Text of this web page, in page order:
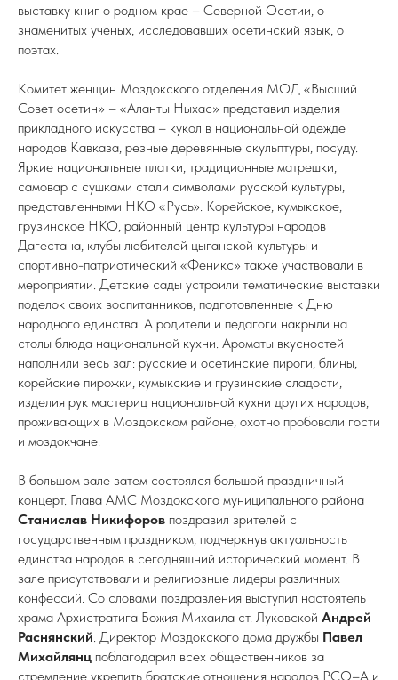
выставку книг о родном крае – Северной Осетии, о
знаменитых ученых, исследовавших осетинский язык, о
поэтах.
Комитет женщин Моздокского отделения МОД «Высший
Совет осетин» – «Аланты Ныхас» представил изделия
прикладного искусства – кукол в национальной одежде
народов Кавказа, резные деревянные скульптуры, посуду.
Яркие национальные платки, традиционные матрешки,
самовар с сушками стали символами русской культуры,
представленными НКО «Русь». Корейское, кумыкское,
грузинское НКО, районный центр культуры народов
Дагестана, клубы любителей цыганской культуры и
спортивно-патриотический «Феникс» также участвовали в
мероприятии. Детские сады устроили тематические выставки
поделок своих воспитанников, подготовленные к Дню
народного единства. А родители и педагоги накрыли на
столы блюда национальной кухни. Ароматы вкусностей
наполнили весь зал: русские и осетинские пироги, блины,
корейские пирожки, кумыкские и грузинские сладости,
изделия рук мастериц национальной кухни других народов,
проживающих в Моздокском районе, охотно пробовали гости
и моздокчане.
В большом зале затем состоялся большой праздничный
концерт. Глава АМС Моздокского муниципального района
Станислав Никифоров поздравил зрителей с
государственным праздником, подчеркнув актуальность
единства народов в сегодняшний исторический момент. В
зале присутствовали и религиозные лидеры различных
конфессий. Со словами поздравления выступил настоятель
храма Архистратига Божия Михаила ст. Луковской Андрей
Раснянский. Директор Моздокского дома дружбы Павел
Михайлянц поблагодарил всех общественников за
стремление укрепить братские отношения народов РСО–А и